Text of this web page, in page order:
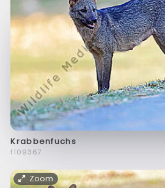
Krabbenfuchs
f109367
Zoom